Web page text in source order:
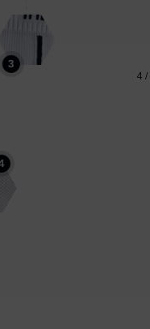
4/